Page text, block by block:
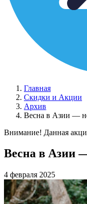
Главная
Скидки и Акции
Архив
Весна в Азии —
Внимание! Данная
Весна в Азии
4 февраля 2025